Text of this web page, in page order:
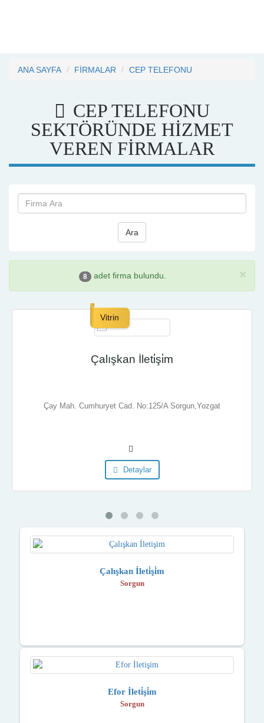
ANA SAYFA FİRMALAR CEP TELEFONU
CEP TELEFONU
SEKTÖRÜNDE HİZMET
VEREN FİRMALAR
Ara
×
8 adet firma bulundu.
Vitrin
Çalışkan İleti̇şi̇m
Çay Mah. Cumhuryet Cad. No:125/A Sorgun,Yozgat
Detaylar
Çalışkan İleti̇şi̇m
Sorgun
Efor İleti̇şi̇m
Sorgun